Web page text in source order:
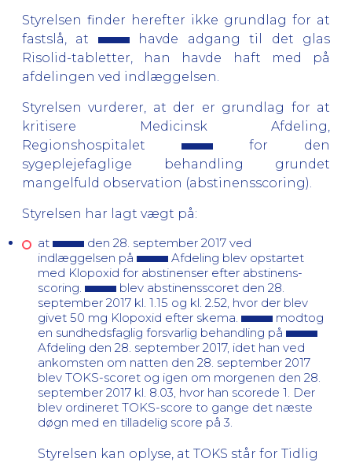
Styrelsen finder herefter ikke grundlag for at
fastslå, at
havde adgang til det glas
Risolid-tabletter, han havde haft med på
afdelingen ved indlæggelsen
Styrelsen vurderer, at der er grundlag for at
kritisere
Medicinsk Afdeling,
Regionshospitalet
for den
sygeplejefaglige behandling grundet
mangelfuld observation (abstinensscoring).
Styrelsen har lagt vægt på:
at
den 28. september 2017 ved
indlæggelsen på
Afdeling blev opstartet
med Klopoxid for abstinenser efter abstinens-
scoring.
blev abstinensscoret den 28.
september 2017 kl. 1.15 og kl. 2.52, hvor der blev
givet 50 mg Klopoxid efter skema.
modtog
en sundhedsfaglig forsvarlig behandling på
Afdeling den 28. september 2017, idet han ved
ankomsten om natten den 28. september 2017
blev TOKS-scoret og igen om morgenen den 28.
september 2017 kl. 8.03, hvor han scorede 1. Der
blev ordineret TOKS-score to gange det næste
døgn med en tilladelig score på 3.
Styrelsen kan oplyse, at TOKS står for Tidlig